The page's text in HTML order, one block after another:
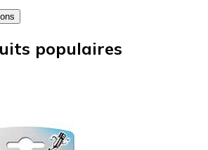
populaires